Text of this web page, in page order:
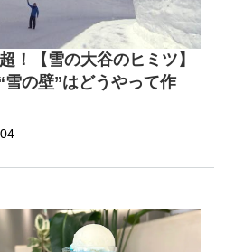
！【雪の大谷のヒミツ】
の壁”はどうやって作